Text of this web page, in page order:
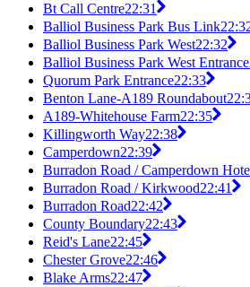
Bt Call Centre22:31
Balliol Business Park Bus Link
Balliol Business Park West22:32
Balliol Business Park West Entrance
Quorum Park Entrance22:33
Benton Lane-A189 Roundabout
A189-Whitehouse Farm22:35
Killingworth Way22:38
Camperdown22:39
Burradon Road / Camperdown
Burradon Road / Kirkwood22:41
Burradon Road22:42
County Boundary22:43
Reid's Lane22:45
Chester Grove22:46
Blake Arms22:47